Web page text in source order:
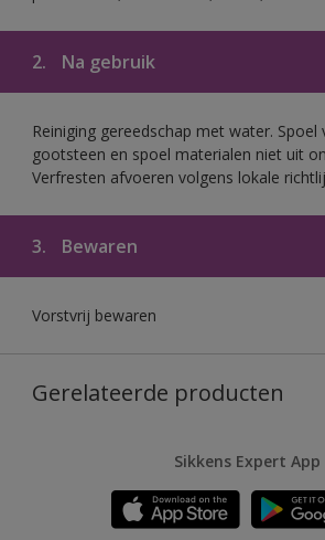
2. Na gebruik
Reiniging gereedschap met water.
gootsteen en spoel materialen niet uit
Verfresten afvoeren volgens lokale
3. Bewaren
Vorstvrij bewaren
Gerelateerde producten
Sikkens Expert App